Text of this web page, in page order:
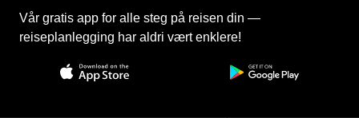
Vår gratis app for alle steg på reisen din —
reiseplanlegging har aldri vært enklere!